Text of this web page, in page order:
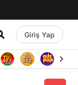
Giriş Yap